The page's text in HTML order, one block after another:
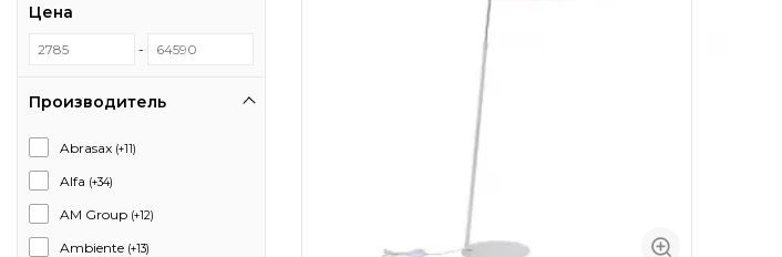
Цена
-
Производитель
Abrasax (+11)
Alfa (+34)
AM Group (+12)
Ambiente (+13)